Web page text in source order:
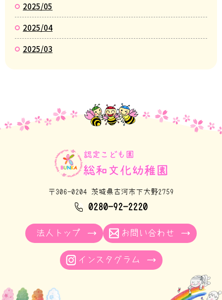
2025/05
2025/04
2025/03
〒306-0204 茨城県古河市下大野2759
0280-92-2220
法人トップ お問い合わせ
インスタグラム